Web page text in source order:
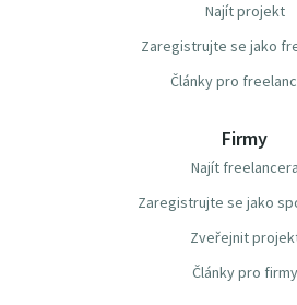
Najít projekt
Zaregistrujte se jako
Články pro
Firmy
Najít freelancera
Zaregistrujte se jako
Zveřejnit
Články pro firmy